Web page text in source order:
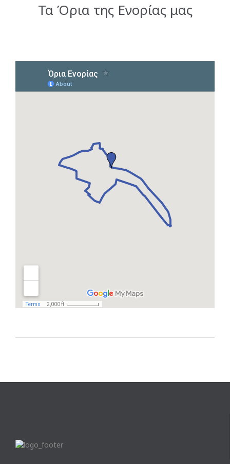
Τα Όρια της Ενορίας μας